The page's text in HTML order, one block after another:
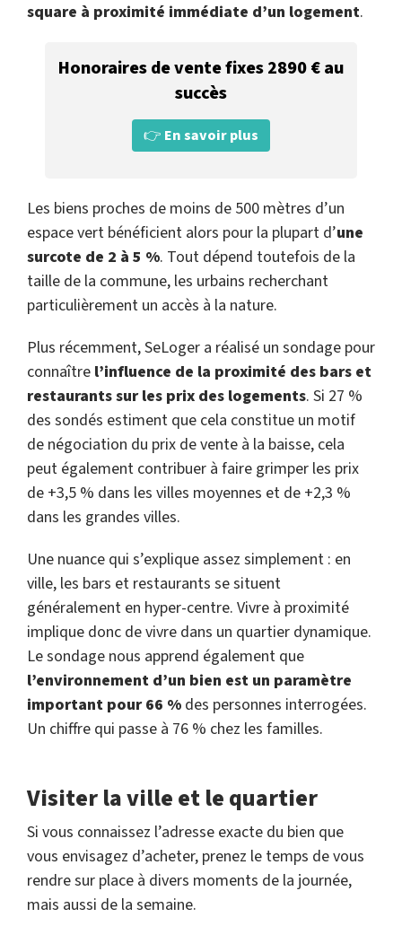
square à proximité immédiate d’un logement.
Honoraires de vente fixes 2890 € au
succès
👉 En savoir plus
Les biens proches de moins de 500 mètres d’un
espace vert bénéficient alors pour la plupart d’une
surcote de 2 à 5 %. Tout dépend toutefois de la
taille de la commune, les urbains recherchant
particulièrement un accès à la nature.
Plus récemment, SeLoger a réalisé un sondage pour
connaître l’influence de la proximité des bars et
restaurants sur les prix des logements. Si 27 %
des sondés estiment que cela constitue un motif
de négociation du prix de vente à la baisse, cela
peut également contribuer à faire grimper les prix
de +3,5 % dans les villes moyennes et de +2,3 %
dans les grandes villes.
Une nuance qui s’explique assez simplement : en
ville, les bars et restaurants se situent
généralement en hyper-centre. Vivre à proximité
implique donc de vivre dans un quartier dynamique.
Le sondage nous apprend également que
l’environnement d’un bien est un paramètre
important pour 66 % des personnes interrogées.
Un chiffre qui passe à 76 % chez les familles.
Visiter la ville et le quartier
Si vous connaissez l’adresse exacte du bien que
vous envisagez d’acheter, prenez le temps de vous
rendre sur place à divers moments de la journée,
mais aussi de la semaine.